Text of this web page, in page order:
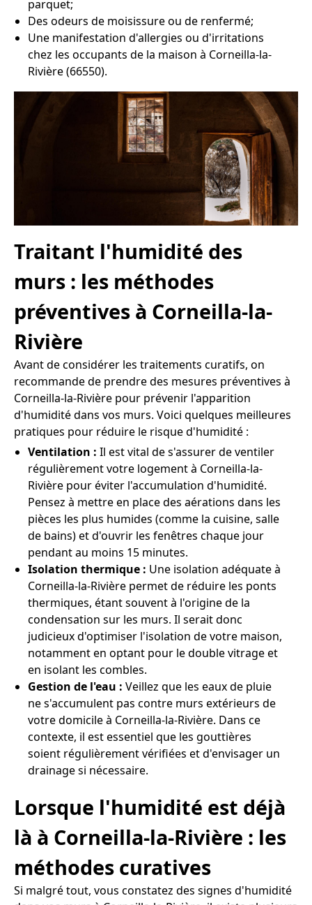
parquet;
Des odeurs de moisissure ou de renfermé;
Une manifestation d'allergies ou d'irritations
chez les occupants de la maison à Corneilla-la-
Rivière (66550).
Traitant l'humidité des
murs : les méthodes
préventives à Corneilla-la-
Rivière
Avant de considérer les traitements curatifs, on
recommande de prendre des mesures préventives à
Corneilla-la-Rivière pour prévenir l'apparition
d'humidité dans vos murs. Voici quelques meilleures
pratiques pour réduire le risque d'humidité :
Ventilation : Il est vital de s'assurer de ventiler
régulièrement votre logement à Corneilla-la-
Rivière pour éviter l'accumulation d'humidité.
Pensez à mettre en place des aérations dans les
pièces les plus humides (comme la cuisine, salle
de bains) et d'ouvrir les fenêtres chaque jour
pendant au moins 15 minutes.
Isolation thermique : Une isolation adéquate à
Corneilla-la-Rivière permet de réduire les ponts
thermiques, étant souvent à l'origine de la
condensation sur les murs. Il serait donc
judicieux d'optimiser l'isolation de votre maison,
notamment en optant pour le double vitrage et
en isolant les combles.
Gestion de l'eau : Veillez que les eaux de pluie
ne s'accumulent pas contre murs extérieurs de
votre domicile à Corneilla-la-Rivière. Dans ce
contexte, il est essentiel que les gouttières
soient régulièrement vérifiées et d'envisager un
drainage si nécessaire.
Lorsque l'humidité est déjà
là à Corneilla-la-Rivière : les
méthodes curatives
Si malgré tout, vous constatez des signes d'humidité